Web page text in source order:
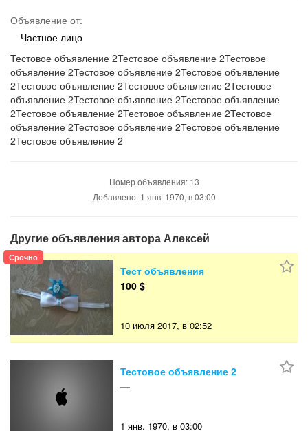
Объявление от:
Частное лицо
Тестовое объявление 2Тестовое объявление 2Тестовое
объявление 2Тестовое объявление 2Тестовое объявление
2Тестовое объявление 2Тестовое объявление 2Тестовое
объявление 2Тестовое объявление 2Тестовое объявление
2Тестовое объявление 2Тестовое объявление 2Тестовое
объявление 2Тестовое объявление 2Тестовое объявление
2Тестовое объявление 2
Номер объявления: 13
Добавлено: 1 янв. 1970, в 03:00
Другие объявления автора Алексей
Срочно
Тест объявления
100 $
10 июля 2017, в 02:52
Тестовое объявление 2
—
1 янв. 1970, в 03:00